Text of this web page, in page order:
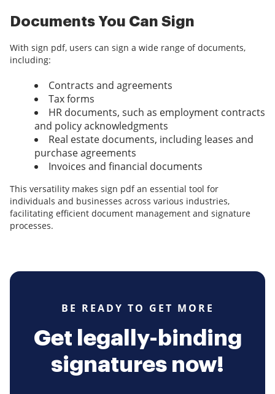
Documents You Can Sign
With sign pdf, users can sign a wide range of documents,
including:
Contracts and agreements
Tax forms
HR documents, such as employment contracts
and policy acknowledgments
Real estate documents, including leases and
purchase agreements
Invoices and financial documents
This versatility makes sign pdf an essential tool for
individuals and businesses across various industries,
facilitating efficient document management and signature
processes.
BE READY TO GET MORE
Get legally-binding
signatures now!